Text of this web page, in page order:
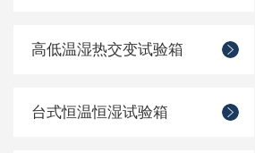
高低温湿热交变试验箱
台式恒温恒湿试验箱